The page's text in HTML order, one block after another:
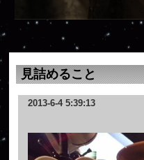
見詰めること
2013-6-4 5:39:13